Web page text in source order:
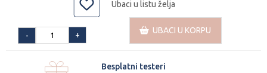
+
-
Ubaci u listu želja
UBACI U KORPU
Besplatni testeri